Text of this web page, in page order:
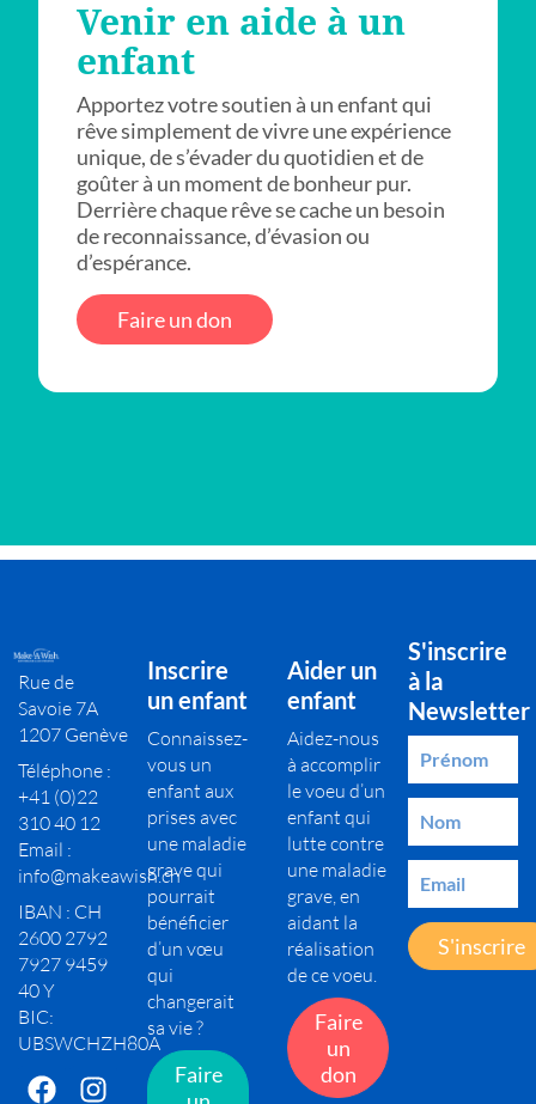
Venir en aide à un
enfant
Apportez votre soutien à un enfant qui
rêve simplement de vivre une expérience
unique, de s’évader du quotidien et de
goûter à un moment de bonheur pur.
Derrière chaque rêve se cache un besoin
de reconnaissance, d’évasion ou
d’espérance.
Faire un don
Rue de
Savoie 7A
1207 Genève
Téléphone :
+41 (0)22
310 40 12
Email :
info@makeawish.ch
IBAN : CH
2600 2792
7927 9459
40 Y
BIC:
UBSWCHZH80A
Inscrire
un enfant
Connaissez-
vous un
enfant aux
prises avec
une maladie
grave qui
pourrait
bénéficier
d’un vœu
qui
changerait
sa vie ?
Faire
Aider un
enfant
Aidez-nous
à accomplir
le voeu d’un
enfant qui
lutte contre
une maladie
grave, en
aidant la
réalisation
de ce voeu.
Faire
un
don
S'inscrire
à la
Newsletter
S'inscrire